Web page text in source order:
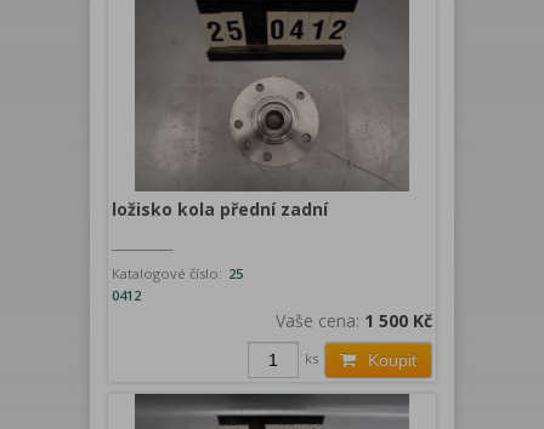
ložisko kola přední zadní
Katalogové číslo: 25
0412
Vaše cena: 1 500 Kč
Koupit
ks